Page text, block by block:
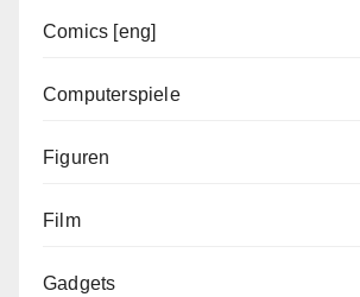
Comics [eng]
Computerspiele
Figuren
Film
Gadgets